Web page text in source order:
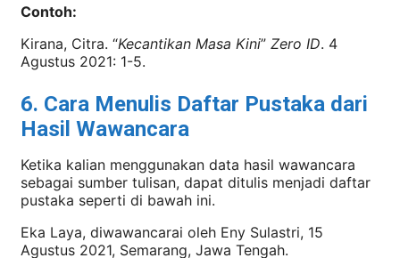
Contoh:
Kirana, Citra. “Kecantikan Masa Kini” Zero ID. 4
Agustus 2021: 1-5.
6. Cara Menulis Daftar Pustaka dari
Hasil Wawancara
Ketika kalian menggunakan data hasil wawancara
sebagai sumber tulisan, dapat ditulis menjadi daftar
pustaka seperti di bawah ini.
Eka Laya, diwawancarai oleh Eny Sulastri, 15
Agustus 2021, Semarang, Jawa Tengah.